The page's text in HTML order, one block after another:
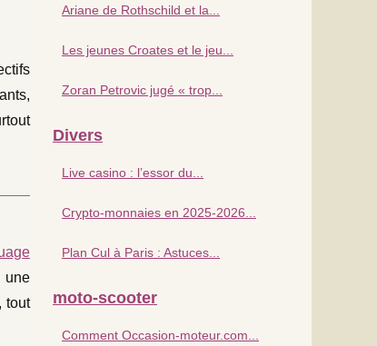
une
tout
Ariane de Rothschild et la...
Les jeunes Croates et le jeu...
Zoran Petrovic jugé « trop...
Divers
Live casino : l’essor du...
Crypto-monnaies en 2025-2026...
Plan Cul à Paris : Astuces...
moto-scooter
Comment Occasion-moteur.com...